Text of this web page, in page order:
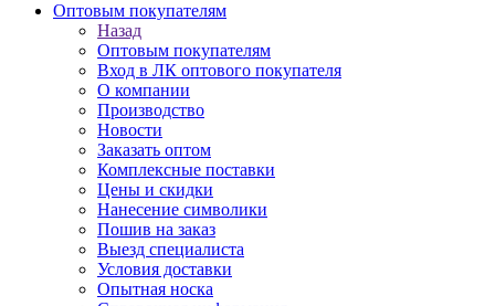
Оптовым покупателям
Назад
Оптовым покупателям
Вход в ЛК оптового покупателя
О компании
Производство
Новости
Заказать оптом
Комплексные поставки
Цены и скидки
Нанесение символики
Пошив на заказ
Выезд специалиста
Условия доставки
Опытная носка